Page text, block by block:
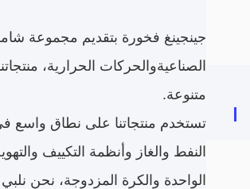
جينجينغ فخورة بتقديم مجموعة
الصناعيةوالحركات الحرارية،
متنوعة.
تستخدم منتجاتنا على نطاق واسع في
النفط والغاز وأنظمة التكييف
الواحدة والكرة المزدوجة، نحن